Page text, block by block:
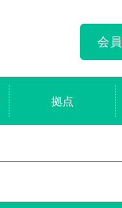
会
拠点